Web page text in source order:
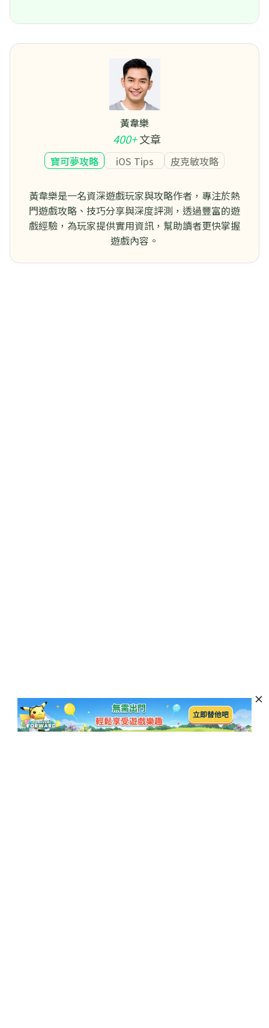
黃韋樂
400+文章
寶可夢攻略 iOS Tips 皮克敏攻略
黃韋樂是一名資深遊戲玩家與攻略作者，專注於熱
門遊戲攻略、技巧分享與深度評測，透過豐富的遊
戲經驗，為玩家提供實用資訊，幫助讀者更快掌握
遊戲內容。